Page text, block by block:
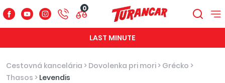
0
LAST MINUTE
Cestovná kancelária > Dovolenka pri mori > Grécko >
Thasos > Levendis